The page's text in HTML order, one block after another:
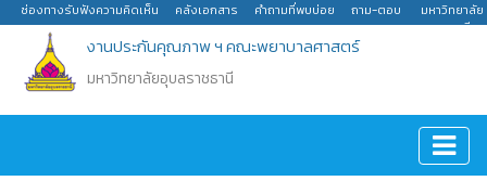
ช่องทางรับฟังความคิดเห็น คลังเอกสาร คำถามที่พบบ่อย ถาม-ตอบ
มหาวิทยาลัย
อุบลราชธานี
งานประกันคุณภาพ ฯ คณะพยาบาลศาสตร์
มหาวิทยาลัยอุบลราชธานี